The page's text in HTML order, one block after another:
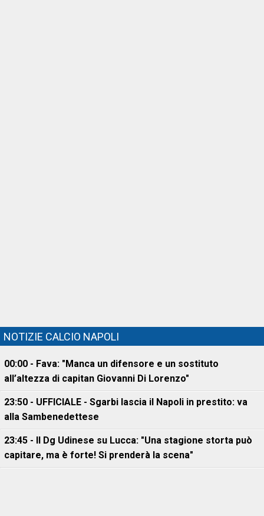
NOTIZIE CALCIO NAPOLI
00:00 - Fava: "Manca un difensore e un sostituto
all’altezza di capitan Giovanni Di Lorenzo"
23:50 - UFFICIALE - Sgarbi lascia il Napoli in prestito: va
alla Sambenedettese
23:45 - Il Dg Udinese su Lucca: "Una stagione storta può
capitare, ma è forte! Si prenderà la scena"